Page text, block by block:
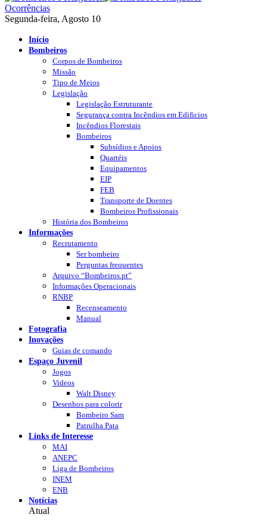
Ocorrências
Segunda-feira, Agosto 10
Início
Bombeiros
Corpos de Bombeiros
Missão
Tipo de Meios
Legislação
Legislação Estruturante
Segurança contra Incêndios em Edificios
Incêndios Florestais
Bombeiros
Subsídios e Apoios
Quartéis
Equipamentos
EIP
FEB
Transporte de Doentes
Bombeiros Profissionais
História dos Bombeiros
Informações
Recrutamento
Ser bombeiro
Perguntas frequentes
Arquivo “Bombeiros.pt”
Informações Operacionais
RNBP
Recenseamento
Manual
Fotografia
Inovações
Guias de comando
Espaço Juvenil
Jogos
Videos
Walt Disney
Desenhos para colorir
Bombeiro Sam
Patrulha Pata
Links de Interesse
MAI
ANEPC
Liga de Bombeiros
INEM
ENB
Notícias
Atual